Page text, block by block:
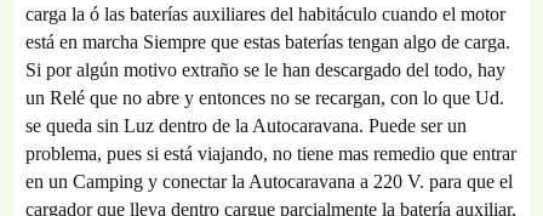
carga la ó las baterías auxiliares del habitáculo cuando el motor
está en marcha Siempre que estas baterías tengan algo de carga.
Si por algún motivo extraño se le han descargado del todo, hay
un Relé que no abre y entonces no se recargan, con lo que Ud.
se queda sin Luz dentro de la Autocaravana. Puede ser un
problema, pues si está viajando, no tiene mas remedio que entrar
en un Camping y conectar la Autocaravana a 220 V. para que el
cargador que lleva dentro cargue parcialmente la batería auxiliar,